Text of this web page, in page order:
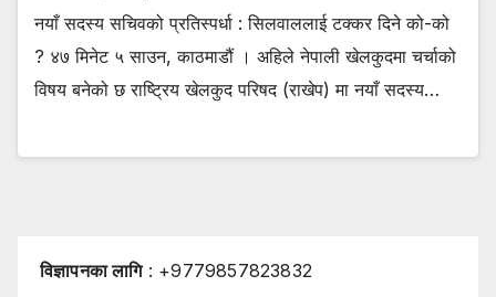
नयाँ सदस्य सचिवको प्रतिस्पर्धा : सिलवाललाई टक्कर दिने को-को
? ४७ मिनेट ५ साउन, काठमाडौं । अहिले नेपाली खेलकुदमा चर्चाको
विषय बनेको छ राष्ट्रिय खेलकुद परिषद (राखेप) मा नयाँ सदस्य…
विज्ञापनका लागि: +9779857823832